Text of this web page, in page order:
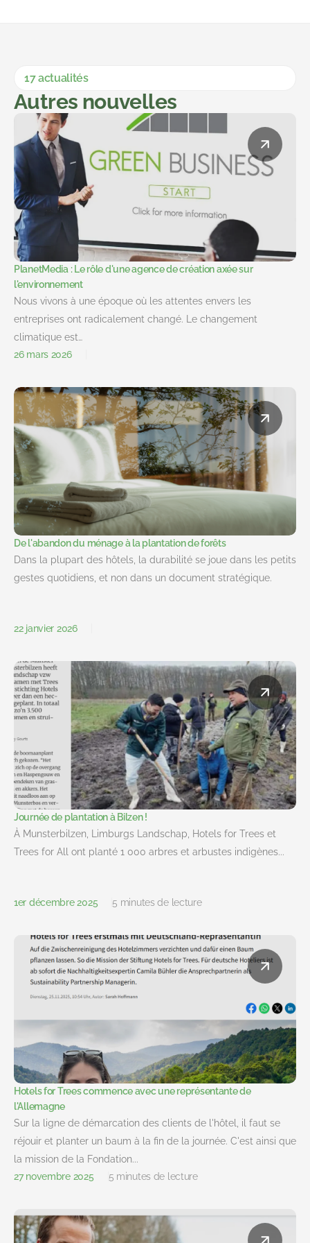
17 actualités
Autres nouvelles
PlanetMedia : Le rôle d'une agence de création axée sur
l'environnement
Nous vivons à une époque où les attentes envers les
entreprises ont radicalement changé. Le changement
climatique est…
26 mars 2026
De l'abandon du ménage à la plantation de forêts
Dans la plupart des hôtels, la durabilité se joue dans les petits
gestes quotidiens, et non dans un document stratégique.
22 janvier 2026
Journée de plantation à Bilzen !
À Munsterbilzen, Limburgs Landschap, Hotels for Trees et
Trees for All ont planté 1 000 arbres et arbustes indigènes...
1er décembre 2025 5 minutes de lecture
Hotels for Trees commence avec une représentante de
l'Allemagne
Sur la ligne de démarcation des clients de l'hôtel, il faut se
réjouir et planter un baum à la fin de la journée. C'est ainsi que
la mission de la Fondation...
27 novembre 2025
5 minutes de lecture